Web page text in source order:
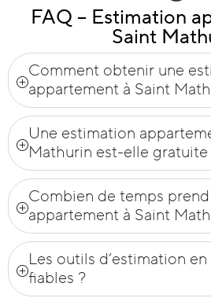
FAQ – Estimation
Saint
Comment obtenir une
appartement à Saint
Une estimation
Mathurin est-elle gratuite
Combien de temps
appartement à Saint
Les outils d’estimation
fiables ?